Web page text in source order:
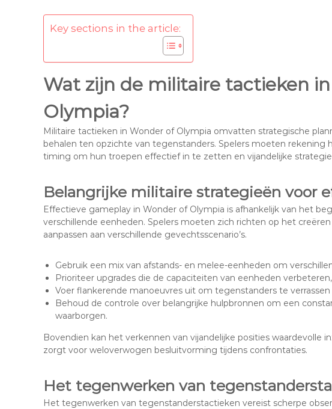
Key sections in the article:
Wat zijn de militaire tactieken
Olympia?
Militaire tactieken in Wonder of Olympia omvatten strategische
behalen ten opzichte van tegenstanders. Spelers moeten rekening
timing om hun troepen effectief in te zetten en vijandelijke
Belangrijke militaire strategieën voor
Effectieve gameplay in Wonder of Olympia is afhankelijk van het
verschillende eenheden. Spelers moeten zich richten op het
aanpassen aan verschillende gevechtsscenario’s.
Gebruik een mix van afstands- en melee-eenheden om
Prioriteer upgrades die de capaciteiten van eenheden
Voer flankerende manoeuvres uit om tegenstanders te
Behoud de controle over belangrijke hulpbronnen om een
waarborgen.
Bovendien kan het verkennen van vijandelijke posities waardevolle
zorgt voor weloverwogen besluitvorming tijdens confrontaties.
Het tegenwerken van
Het tegenwerken van tegenstanderstactieken vereist scherpe